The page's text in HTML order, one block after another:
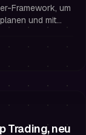
Framework, um
und mit
Trading, neu